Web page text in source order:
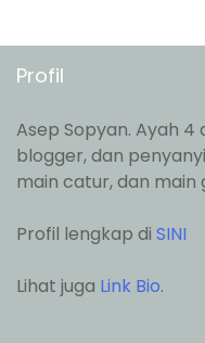
Profil
Asep Sopyan. Ayah 4
blogger, dan
main catur, dan main
Profil lengkap di SINI
Lihat juga Link Bio.